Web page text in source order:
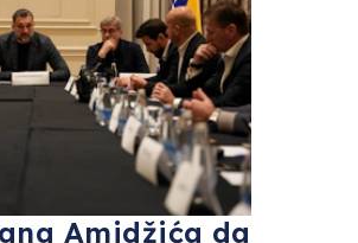
Amidžića da